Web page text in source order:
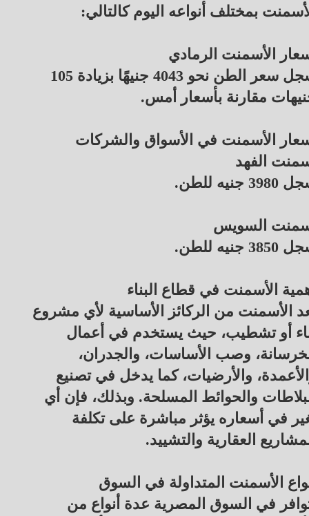
بمختلف أنواعه اليوم كالتالي:
الأسمنت الرمادي
سجل سعر الطن نحو 4043 جنيهًا بزيادة 105
مقارنة بأسعار أمس.
الأسمنت في الأسواق والشركات
الفهد
جنيه للطن.
السويس
جنيه للطن.
الأسمنت في قطاع البناء
الأسمنت من الركائز الأساسية لأي مشروع
أو تشطيب، حيث يستخدم في أعمال
وصب الأساسات، والجدران،
والأرضيات، كما يدخل في تصنيع
والحوائط المسلحة. وبذلك، فإن أي
في أسعاره يؤثر مباشرة على تكلفة
العقارية والتشييد.
الأسمنت المتداولة في السوق
في السوق المصرية عدة أنواع من